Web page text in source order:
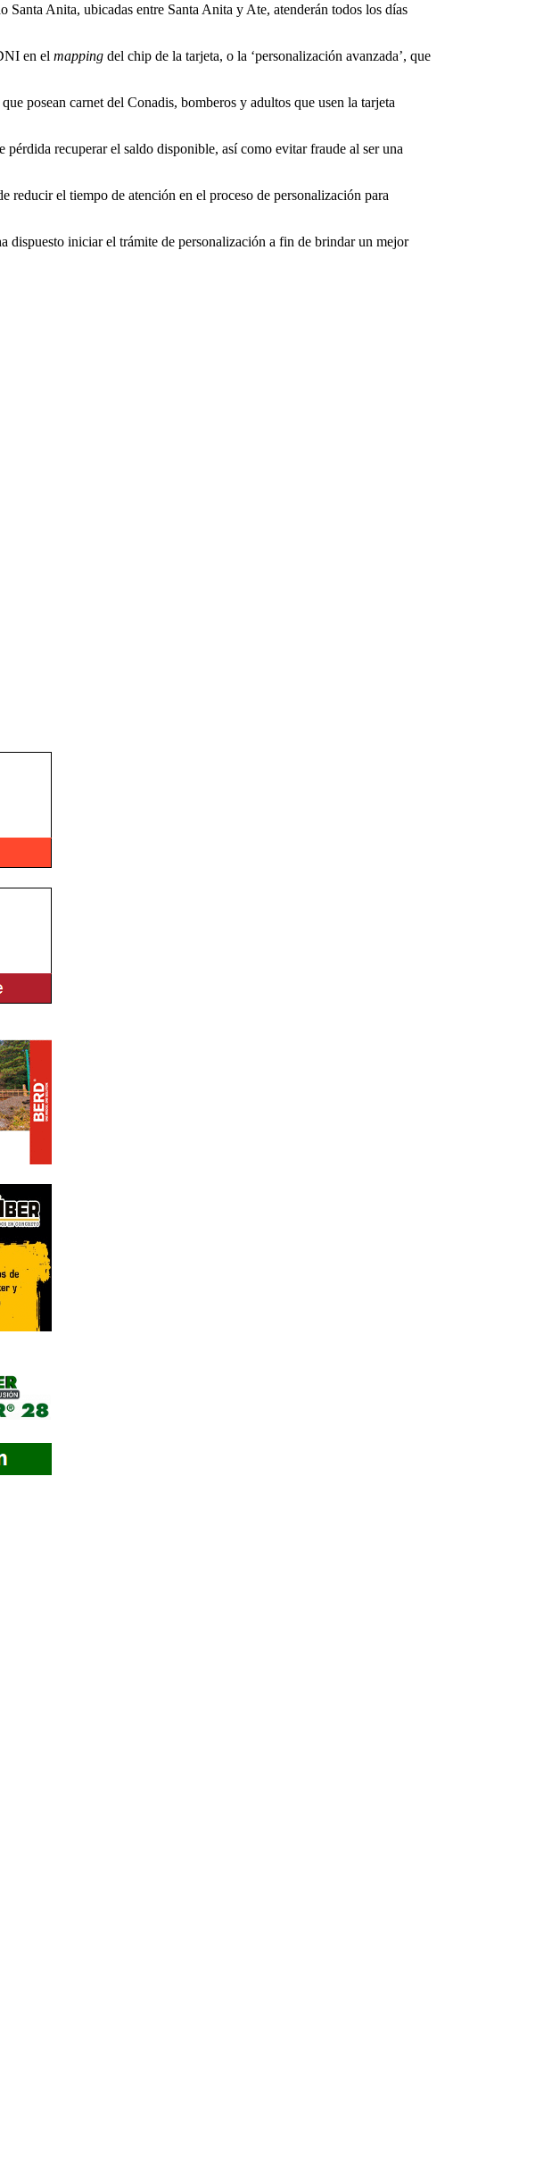
Anita, ubicadas entre Santa Anita y Ate, atenderán todos los días
en el mapping del chip de la tarjeta, o la ‘personalización avanzada’, que
posean carnet del Conadis, bomberos y adultos que usen la tarjeta
recuperar el saldo disponible, así como evitar fraude al ser una
el tiempo de atención en el proceso de personalización para
dispuesto iniciar el trámite de personalización a fin de brindar un mejor